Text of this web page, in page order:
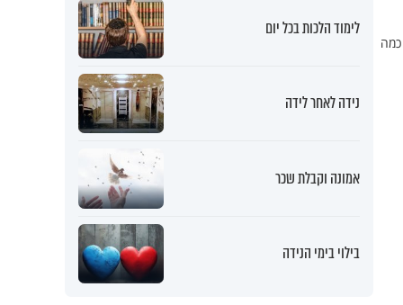
לימוד הלכות בכל יום
נידה לאחר לידה
אמונה וקבלת שכר
בילוי בימי הנידה